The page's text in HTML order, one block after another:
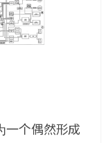
一个偶然形成